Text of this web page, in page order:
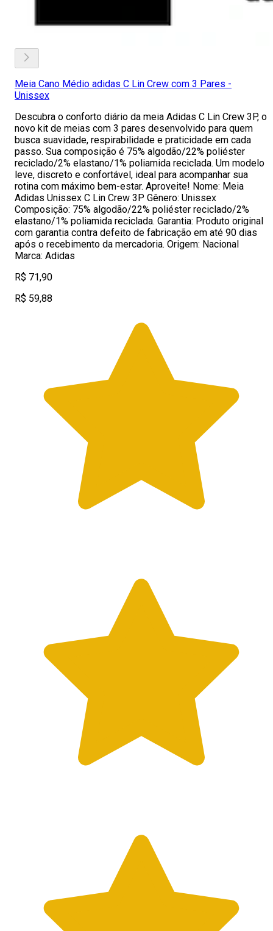
Meia Cano Médio adidas C Lin Crew com 3 Pares -
Unissex
Descubra o conforto diário da meia Adidas C Lin Crew 3P, o
novo kit de meias com 3 pares desenvolvido para quem
busca suavidade, respirabilidade e praticidade em cada
passo. Sua composição é 75% algodão/22% poliéster
reciclado/2% elastano/1% poliamida reciclada. Um modelo
leve, discreto e confortável, ideal para acompanhar sua
rotina com máximo bem-estar. Aproveite! Nome: Meia
Adidas Unissex C Lin Crew 3P Gênero: Unissex
Composição: 75% algodão/22% poliéster reciclado/2%
elastano/1% poliamida reciclada. Garantia: Produto original
com garantia contra defeito de fabricação em até 90 dias
após o recebimento da mercadoria. Origem: Nacional
Marca: Adidas
R$ 71,90
R$ 59,88